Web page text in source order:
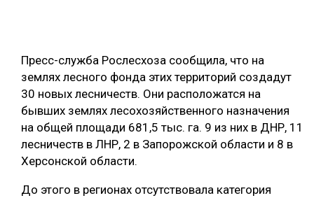
БИОЭНЕРГЕТИКА
ЛЕСОВОССТАНОВЛЕНИЕ И ЗАЩИТА
ЛОГИСТИКА
ПРОИЗВОДСТВО ДРЕВЕСНЫХ ПЛИТ
ЦБП
ТЕМАТИЧЕСКИЕ ПРОЕКТЫ
ПОДБОРКИ СТАТЕЙ
Пресс-служба Рослесхоза сообщила, что на
землях лесного фонда этих территорий создадут
30 новых лесничеств. Они расположатся на
бывших землях лесохозяйственного назначения
на общей площади 681,5 тыс. га. 9 из них в ДНР, 11
лесничеств в ЛНР, 2 в Запорожской области и 8 в
Херсонской области.
До этого в регионах отсутствовала категория